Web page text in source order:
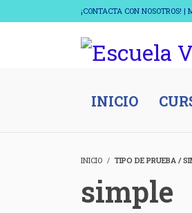
¡CONTACTA CON NOSOTROS!
INICIO
INICIO TIPO DE PRUEBA /
simple